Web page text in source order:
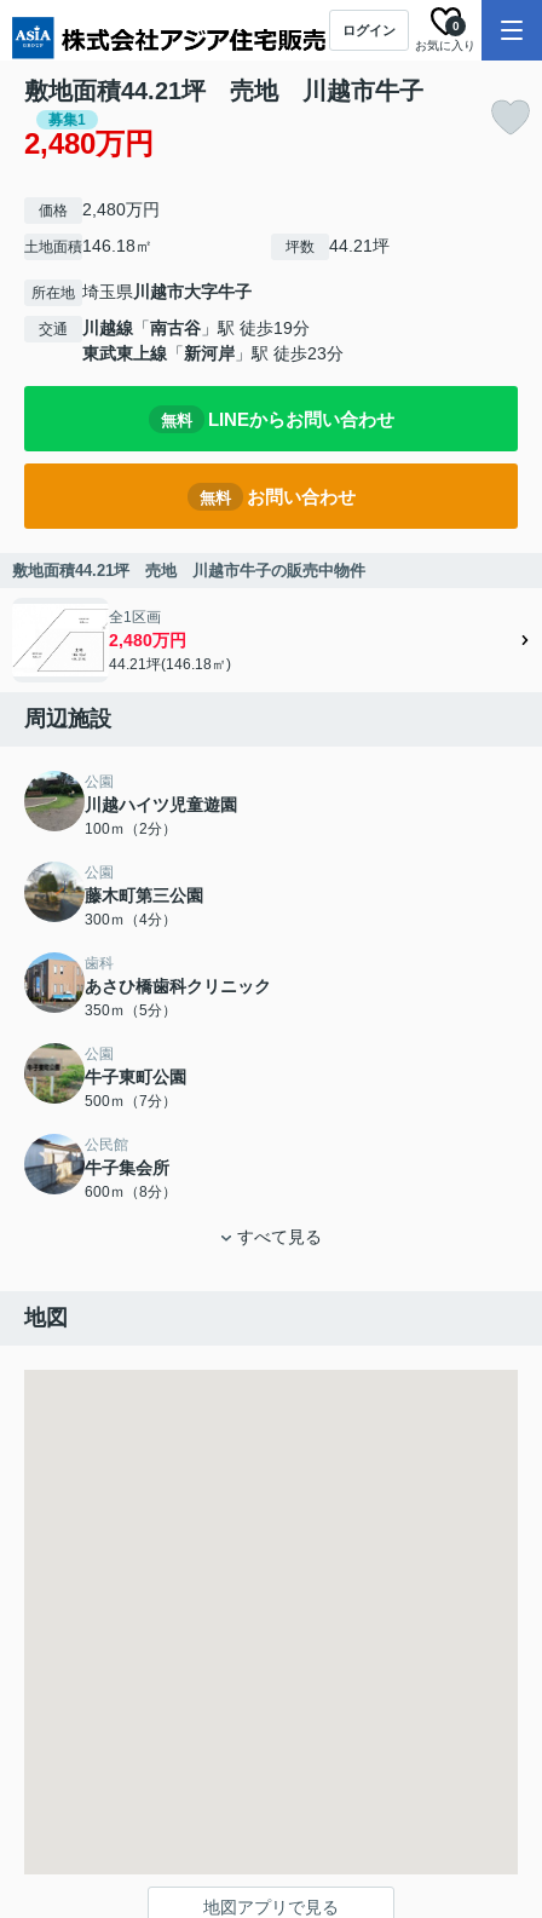
ログイン
お気に入り
0
敷地面積44.21坪 売地 川越市牛子
募集1
2,480万円
価格 2,480万円
土地面積146.18㎡ 坪数 44.21坪
所在地 埼玉県川越市大字牛子
交通 川越線 「南古谷 」駅 徒歩19分
東武東上線 「新河岸 」駅 徒歩23分
無料 LINEからお問い合わせ
無料 お問い合わせ
敷地面積44.21坪 売地 川越市牛子の販売中物件
全1区画
2,480万円
44.21坪(146.18㎡)
周辺施設
公園
川越ハイツ児童遊園
100ｍ（2分）
公園
藤木町第三公園
300ｍ（4分）
歯科
あさひ橋歯科クリニック
350ｍ（5分）
公園
牛子東町公園
500ｍ（7分）
公民館
牛子集会所
600ｍ（8分）
すべて見る
地図
地図アプリで見る